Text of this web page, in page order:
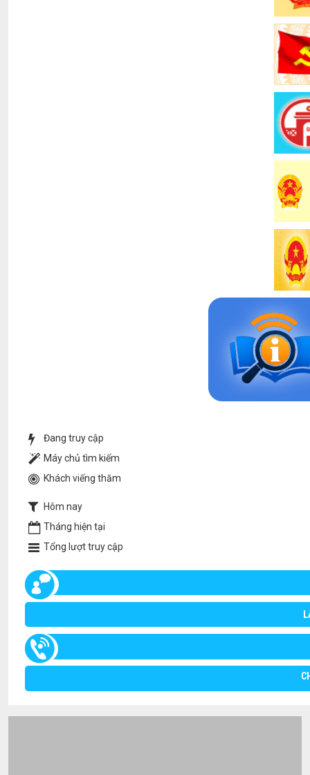
Đang truy cập
Máy chủ tìm kiếm
Khách viếng thăm
Hôm nay
Tháng hiện tại
Tổng lượt truy cập